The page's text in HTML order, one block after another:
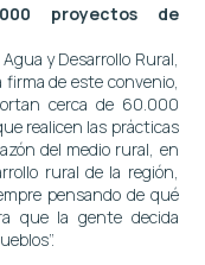
proyectos de
y Desarrollo Rural,
de este convenio,
cerca de 60.000
realicen las prácticas
del medio rural, en
rural de la región,
pensando de qué
que la gente decida